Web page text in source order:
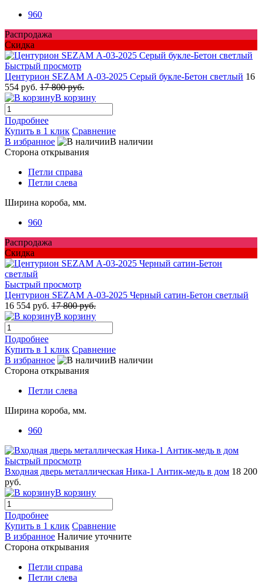
960
Распродажа
Скидка
Быстрый просмотр
Центурион SEZAM А-03-2025 Серый букле-Бетон светлый 16
554 руб. 17 800 руб.
В корзину
Подробнее
Купить в 1 клик Сравнение
В избранное
В наличии
Сторона открывания
Петли справа
Петли слева
Ширина короба, мм.
960
Распродажа
Скидка
Быстрый просмотр
Центурион SEZAM А-03-2025 Черный сатин-Бетон светлый
16 554 руб. 17 800 руб.
В корзину
Подробнее
Купить в 1 клик Сравнение
В избранное
В наличии
Сторона открывания
Петли слева
Ширина короба, мм.
960
Быстрый просмотр
Входная дверь металлическая Ника-1 Антик-медь в дом 18 200
руб.
В корзину
Подробнее
Купить в 1 клик Сравнение
В избранное Наличие уточните
Сторона открывания
Петли справа
Петли слева